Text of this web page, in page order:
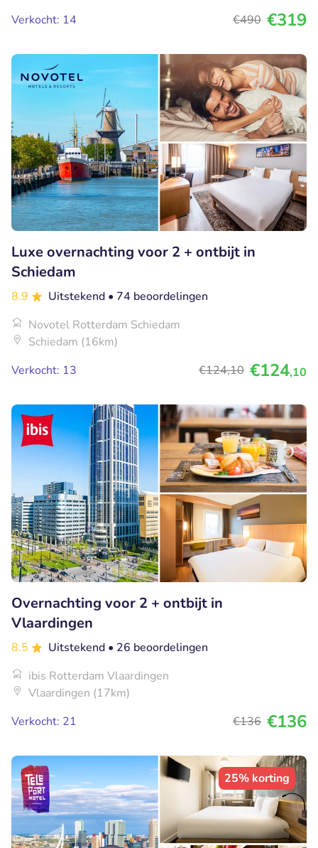
Verkocht: 14
€490 €319
Luxe overnachting voor 2 + ontbijt in
Schiedam
8.9 Uitstekend • 74 beoordelingen
Novotel Rotterdam Schiedam
Schiedam (16km)
Verkocht: 13
€124,10 €124,10
Overnachting voor 2 + ontbijt in
Vlaardingen
8.5 Uitstekend • 26 beoordelingen
ibis Rotterdam Vlaardingen
Vlaardingen (17km)
Verkocht: 21
€136 €136
25% korting